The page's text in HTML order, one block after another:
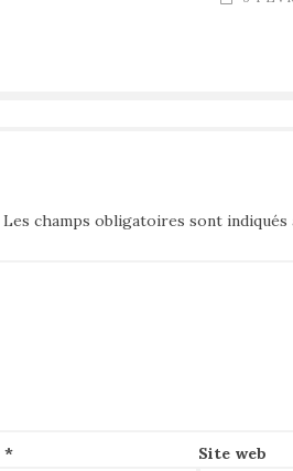
Les champs obligatoires sont indiqués
* Site web